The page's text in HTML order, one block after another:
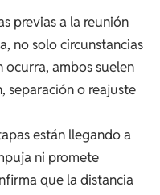
previas a la reunión
no solo circunstancias
ocurra, ambos suelen
separación o reajuste
están llegando a
ni promete
que la distancia